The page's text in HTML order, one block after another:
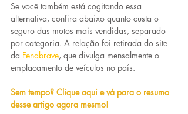
Se você também está cogitando essa
alternativa, confira abaixo quanto custa o
seguro das motos mais vendidas, separado
por categoria. A relação foi retirada do site
da Fenabrave, que divulga mensalmente o
emplacamento de veículos no país.
Sem tempo? Clique aqui e vá para o resumo
desse artigo agora mesmo!